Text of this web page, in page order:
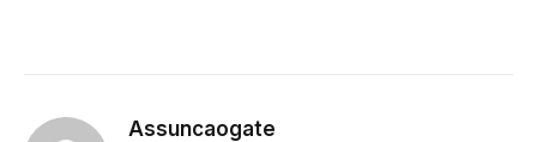
Assuncaogate